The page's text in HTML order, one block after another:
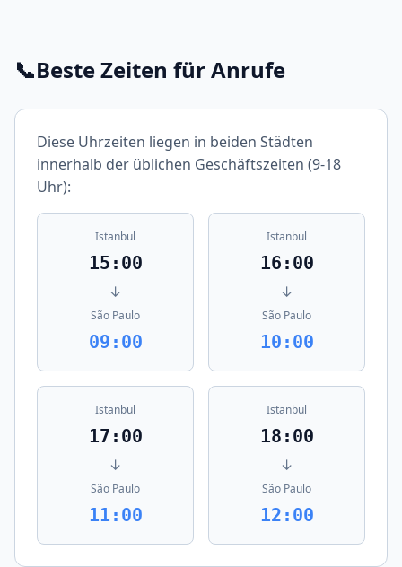
📞Beste Zeiten für Anrufe
Diese Uhrzeiten liegen in beiden Städten
innerhalb der üblichen Geschäftszeiten (9-18
Uhr):
Istanbul
15:00
↓
São Paulo
09:00
Istanbul
16:00
↓
São Paulo
10:00
Istanbul
17:00
↓
São Paulo
11:00
Istanbul
18:00
↓
São Paulo
12:00